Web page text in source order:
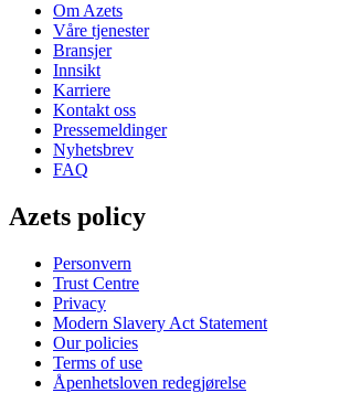
Om Azets
Våre tjenester
Bransjer
Innsikt
Karriere
Kontakt oss
Pressemeldinger
Nyhetsbrev
FAQ
Azets policy
Personvern
Trust Centre
Privacy
Modern Slavery Act Statement
Our policies
Terms of use
Åpenhetsloven redegjørelse